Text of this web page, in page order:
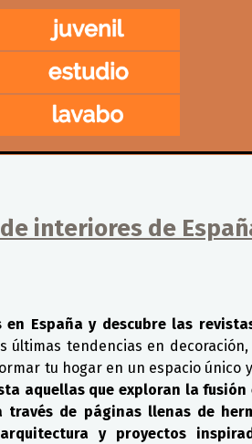
interiores de
España y descubre las
últimas tendencias en decoración,
tu hogar en un espacio único
aquellas que exploran la fusión
de páginas llenas de
y proyectos